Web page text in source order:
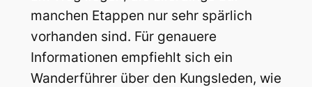
manchen Etappen nur sehr spärlich
vorhanden sind. Für genauere
Informationen empfiehlt sich ein
Wanderführer über den Kungsleden, wie